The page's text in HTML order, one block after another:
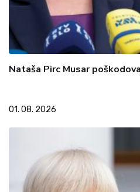
Nataša Pirc Musar
01. 08. 2026